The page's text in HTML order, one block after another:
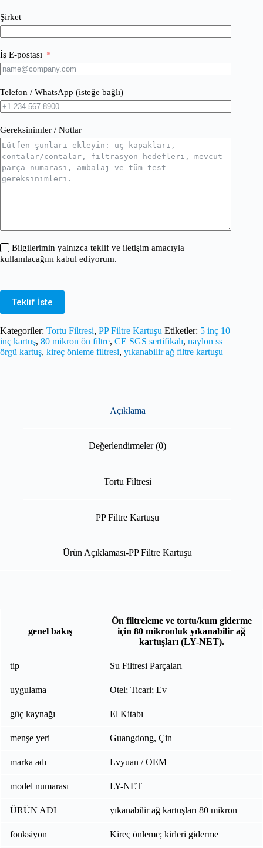
Şirket
İş E-postası
Telefon / WhatsApp (isteğe bağlı)
Gereksinimler / Notlar
Bilgilerimin yalnızca teklif ve iletişim amacıyla
kullanılacağını kabul ediyorum.
Teklif İste
Kategoriler: Tortu Filtresi, PP Filtre Kartuşu Etiketler: 5 inç 10
inç kartuş, 80 mikron ön filtre, CE SGS sertifikalı, naylon ss
örgü kartuş, kireç önleme filtresi, yıkanabilir ağ filtre kartuşu
Açıklama
Değerlendirmeler (0)
Tortu Filtresi
PP Filtre Kartuşu
Ürün Açıklaması-PP Filtre Kartuşu
genel bakış
Ön filtreleme ve tortu/kum giderme
için 80 mikronluk yıkanabilir ağ
kartuşları (LY-NET).
tip Su Filtresi Parçaları
uygulama Otel; Ticari; Ev
güç kaynağı El Kitabı
menşe yeri Guangdong, Çin
marka adı Lvyuan / OEM
model numarası LY-NET
ÜRÜN ADI yıkanabilir ağ kartuşları 80 mikron
fonksiyon Kireç önleme; kirleri giderme